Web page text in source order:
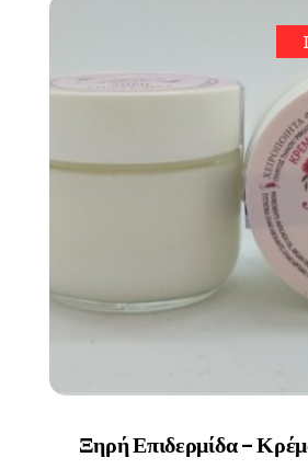
Ξηρή Επιδερμίδα –